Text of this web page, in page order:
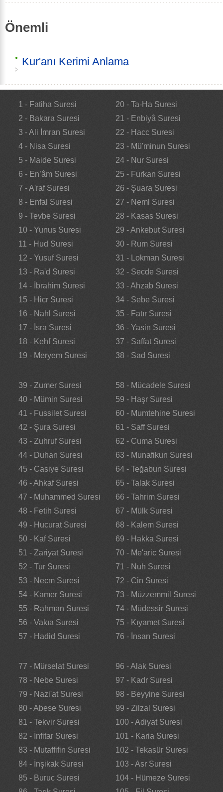
Önemli
Kur'anı Kerimi Anlama
1 - Fatiha Suresi
2 - Bakara Suresi
3 - Ali İmran Suresi
4 - Nisa Suresi
5 - Maide Suresi
6 - En’âm Suresi
7 - A'raf Suresi
8 - Enfal Suresi
9 - Tevbe Suresi
10 - Yunus Suresi
11 - Hud Suresi
12 - Yusuf Suresi
13 - Ra'd Suresi
14 - İbrahim Suresi
15 - Hicr Suresi
16 - Nahl Suresi
17 - İsra Suresi
18 - Kehf Suresi
19 - Meryem Suresi
20 - Ta-Ha Suresi
21 - Enbiyâ Suresi
22 - Hacc Suresi
23 - Mü'minun Suresi
24 - Nur Suresi
25 - Furkan Suresi
26 - Şuara Suresi
27 - Neml Suresi
28 - Kasas Suresi
29 - Ankebut Suresi
30 - Rum Suresi
31 - Lokman Suresi
32 - Secde Suresi
33 - Ahzab Suresi
34 - Sebe Suresi
35 - Fatır Suresi
36 - Yasin Suresi
37 - Saffat Suresi
38 - Sad Suresi
39 - Zumer Suresi
40 - Mümin Suresi
41 - Fussilet Suresi
42 - Şura Suresi
43 - Zuhruf Suresi
44 - Duhan Suresi
45 - Casiye Suresi
46 - Ahkaf Suresi
47 - Muhammed Suresi
48 - Fetih Suresi
49 - Hucurat Suresi
50 - Kaf Suresi
51 - Zariyat Suresi
52 - Tur Suresi
53 - Necm Suresi
54 - Kamer Suresi
55 - Rahman Suresi
56 - Vakıa Suresi
57 - Hadid Suresi
58 - Mücadele Suresi
59 - Haşr Suresi
60 - Mumtehine Suresi
61 - Saff Suresi
62 - Cuma Suresi
63 - Munafikun Suresi
64 - Teğabun Suresi
65 - Talak Suresi
66 - Tahrim Suresi
67 - Mülk Suresi
68 - Kalem Suresi
69 - Hakka Suresi
70 - Me'aric Suresi
71 - Nuh Suresi
72 - Cin Suresi
73 - Müzzemmil Suresi
74 - Müdessir Suresi
75 - Kıyamet Suresi
76 - İnsan Suresi
77 - Mürselat Suresi
78 - Nebe Suresi
79 - Nazi'at Suresi
80 - Abese Suresi
81 - Tekvir Suresi
82 - İnfitar Suresi
83 - Mutaffifin Suresi
84 - İnşikak Suresi
85 - Buruc Suresi
96 - Alak Suresi
97 - Kadr Suresi
98 - Beyyine Suresi
99 - Zilzal Suresi
100 - Adiyat Suresi
101 - Karia Suresi
102 - Tekasür Suresi
103 - Asr Suresi
104 - Hümeze Suresi